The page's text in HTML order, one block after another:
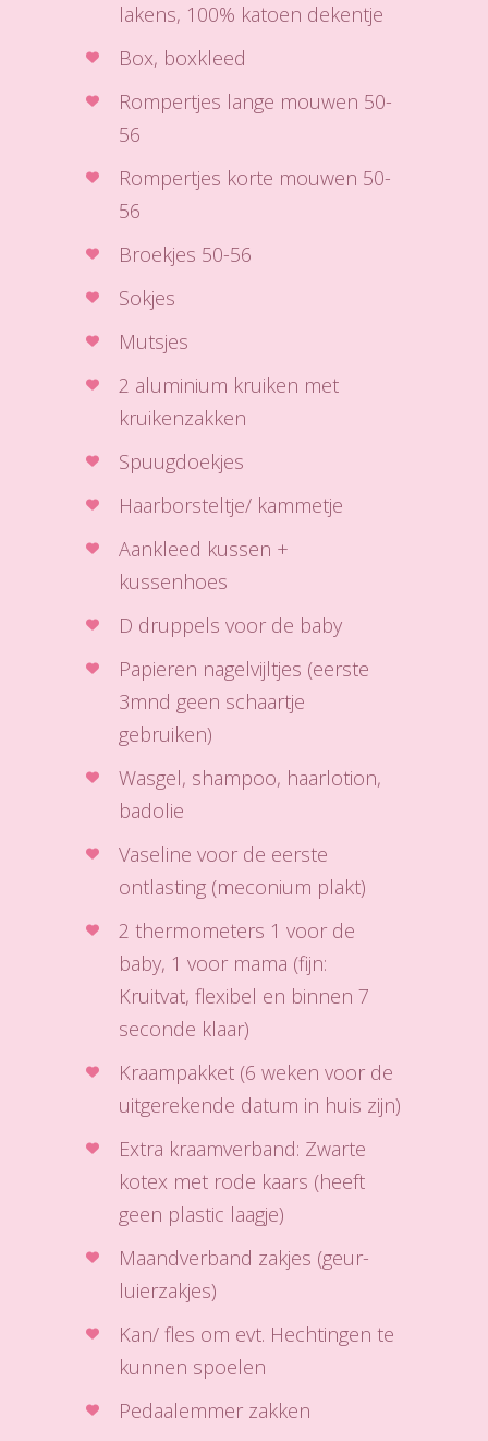
lakens, 100% katoen dekentje
Box, boxkleed
Rompertjes lange mouwen 50-
56
Rompertjes korte mouwen 50-
56
Broekjes 50-56
Sokjes
Mutsjes
2 aluminium kruiken met
kruikenzakken
Spuugdoekjes
Haarborsteltje/ kammetje
Aankleed kussen +
kussenhoes
D druppels voor de baby
Papieren nagelvijltjes (eerste
3mnd geen schaartje
gebruiken)
Wasgel, shampoo, haarlotion,
badolie
Vaseline voor de eerste
ontlasting (meconium plakt)
2 thermometers 1 voor de
baby, 1 voor mama (fijn:
Kruitvat, flexibel en binnen 7
seconde klaar)
Kraampakket (6 weken voor de
uitgerekende datum in huis zijn)
Extra kraamverband: Zwarte
kotex met rode kaars (heeft
geen plastic laagje)
Maandverband zakjes (geur-
luierzakjes)
Kan/ fles om evt. Hechtingen te
kunnen spoelen
Pedaalemmer zakken